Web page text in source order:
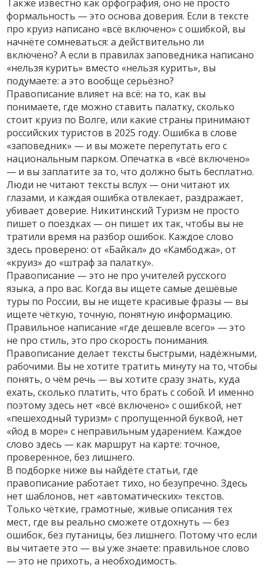
Также известно какорфография, оно не просто
формальность — это основа доверия. Если в тексте
про круиз написано «всё включено» с ошибкой, вы
начнёте сомневаться: а действительно ли
включено? А если в правилах заповедника написано
«нельзя курить» вместо «нельзя курить», вы
подумаете: а это вообще серьёзно?
Правописание влияет на всё: на то, как вы
понимаете, где можно ставить палатку, сколько
стоит круиз по Волге, или какие страны принимают
российских туристов в 2025 году. Ошибка в слове
«заповедник» — и вы можете перепутать его с
национальным парком. Опечатка в «всё включено»
— и вы заплатите за то, что должно быть бесплатно.
Люди не читают тексты вслух — они читают их
глазами, и каждая ошибка отвлекает, раздражает,
убивает доверие. Никитинский Туризм не просто
пишет о поездках — он пишет их так, чтобы вы не
тратили время на разбор ошибок. Каждое слово
здесь проверено: от «Байкал» до «Камбоджа», от
«круиз» до «штраф за палатку».
Правописание — это не про учителей русского
языка, а про вас. Когда вы ищете самые дешёвые
туры по России, вы не ищете красивые фразы — вы
ищете чёткую, точную, понятную информацию.
Правильное написание «где дешевле всего» — это
не про стиль, это про скорость понимания.
Правописание делает тексты быстрыми, надёжными,
рабочими. Вы не хотите тратить минуту на то, чтобы
понять, о чём речь — вы хотите сразу знать, куда
ехать, сколько платить, что брать с собой. И именно
поэтому здесь нет «всё включено» с ошибкой, нет
«пешеходный туризм» с пропущенной буквой, нет
«йод в море» с неправильным ударением. Каждое
слово здесь — как маршрут на карте: точное,
проверенное, без лишнего.
В подборке ниже вы найдёте статьи, где
правописание работает тихо, но безупречно. Здесь
нет шаблонов, нет «автоматических» текстов.
Только чёткие, грамотные, живые описания тех
мест, где вы реально сможете отдохнуть — без
ошибок, без путаницы, без лишнего. Потому что если
вы читаете это — вы уже знаете: правильное слово
— это не прихоть, а необходимость.